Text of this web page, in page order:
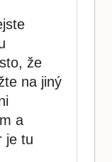
že
na jiný
a
je tu